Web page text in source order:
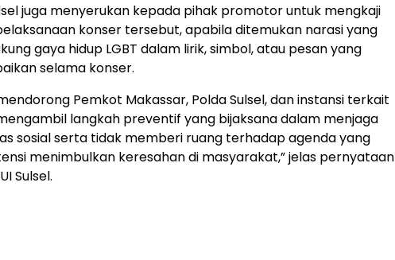
juga menyerukan kepada pihak promotor untuk mengkaji
konser tersebut, apabila ditemukan narasi yang
gaya hidup LGBT dalam lirik, simbol, atau pesan yang
selama konser.
Pemkot Makassar, Polda Sulsel, dan instansi terkait
langkah preventif yang bijaksana dalam menjaga
sosial serta tidak memberi ruang terhadap agenda yang
menimbulkan keresahan di masyarakat,” jelas pernyataan
Sulsel.